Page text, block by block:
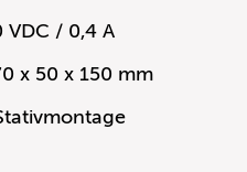
VDC / 0,4 A
x 50 x 150 mm